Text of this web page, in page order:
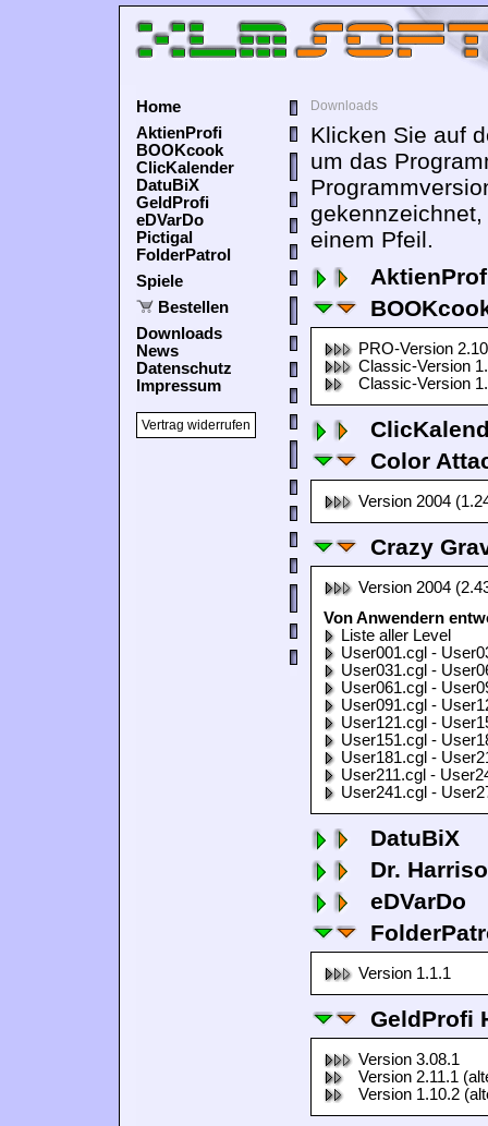
Home
AktienProfi
BOOKcook
ClicKalender
DatuBiX
GeldProfi
eDVarDo
Pictigal
FolderPatrol
Spiele
Bestellen
Downloads
News
Datenschutz
Impressum
Vertrag widerrufen
Downloads
Klicken Sie auf
um das
einem Pfeil.
PRO-Version
Classic-Version
Classic-Version
Color
Version 2004
Crazy
Version 2004
Von Anwendern
Liste aller Level
User001.cgl -
User031.cgl -
User061.cgl -
User091.cgl -
User121.cgl -
User151.cgl -
User181.cgl -
User211.cgl -
User241.cgl -
DatuBiX
Dr.
eDVarDo
Version 1.1.1
GeldProfi
Version 3.08.1
Version 2.11.1
Version 1.10.2